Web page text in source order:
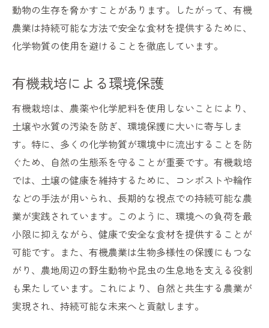
無農薬・無化学肥料の野菜を選ぶ利点
健康的な食生活に最適な有機野菜
無農薬・無化学肥料による味の違い
地元産の有機野菜新鮮さと栄養価の高さを享受
地元産の有機野菜が新鮮な理由
地元で生産された有機野菜の栄養価
地元産の有機野菜を楽しむポイント
地元の農家を支援する有機野菜の購入
地元産の有機野菜の季節ごとの選び方
地元の有機野菜を使った料理の提案
生産者の透明性が重要有機野菜の信頼性を高め
る
透明性のある生産者を見つける方法
生産者とのコミュニケーションの重要性
生産者の情報公開と有機野菜の信頼性
動物の生存を脅かすことがあります。したがって、有機
農業は持続可能な方法で安全な食材を提供するために、
化学物質の使用を避けることを徹底しています。
有機栽培による環境保護
有機栽培は、農薬や化学肥料を使用しないことにより、
土壌や水質の汚染を防ぎ、環境保護に大いに寄与しま
す。特に、多くの化学物質が環境中に流出することを防
ぐため、自然の生態系を守ることが重要です。有機栽培
では、土壌の健康を維持するために、コンポストや輪作
などの手法が用いられ、長期的な視点での持続可能な農
業が実践されています。このように、環境への負荷を最
小限に抑えながら、健康で安全な食材を提供することが
可能です。また、有機農業は生物多様性の保護にもつな
がり、農地周辺の野生動物や昆虫の生息地を支える役割
も果たしています。これにより、自然と共生する農業が
実現され、持続可能な未来へと貢献します。